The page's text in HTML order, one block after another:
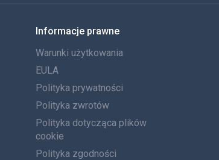
Francuski
Español
Português
Włoski
العربية
Informacje prawne
Warunki użytkowania
EULA
Polityka prywatności
Polityka zwrotów
Polityka dotycząca plików
cookie
Polityka zgodności